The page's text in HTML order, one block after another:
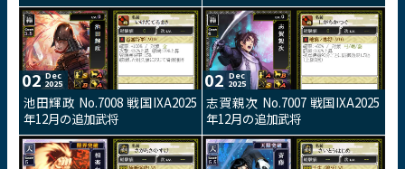
02 Dec
2025
池田輝政 No.7008 戦国IXA2025
年12月の追加武将
02 Dec
2025
志賀親次 No.7007 戦国IXA2025
年12月の追加武将